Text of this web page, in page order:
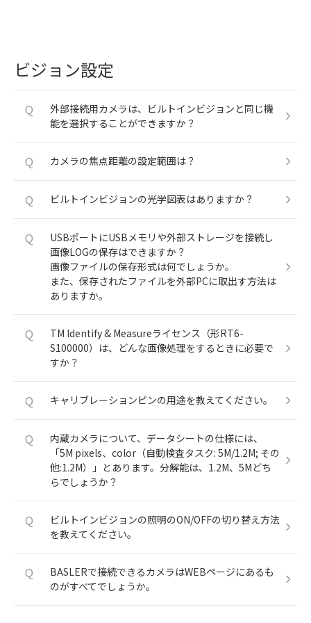
ビジョン設定
Q
外部接続用カメラは、ビルトインビジョンと同じ機
能を選択することができますか？
Q カメラの焦点距離の設定範囲は？
Q ビルトインビジョンの光学図表はありますか？
Q
USBポートにUSBメモリや外部ストレージを接続し
画像LOGの保存はできますか？
画像ファイルの保存形式は何でしょうか。
また、保存されたファイルを外部PCに取出す方法は
ありますか。
Q
TM Identify & Measureライセンス（形RT6-
S100000）は、どんな画像処理をするときに必要で
すか？
Q キャリブレーションピンの用途を教えてください。
Q
内蔵カメラについて、データシートの仕様には、
「5M pixels、color（自動検査タスク: 5M/1.2M; その
他:1.2M）」とあります。分解能は、1.2M、5Mどち
らでしょうか？
Q
ビルトインビジョンの照明のON/OFFの切り替え方法
を教えてください。
Q
BASLERで接続できるカメラはWEBページにあるも
のがすべてでしょうか。